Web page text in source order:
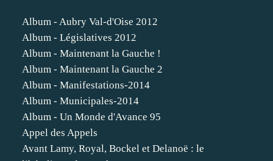
Album - Aubry Val-d'Oise 2012
Album - Législatives 2012
Album - Maintenant la Gauche !
Album - Maintenant la Gauche 2
Album - Manifestations-2014
Album - Municipales-2014
Album - Un Monde d'Avance 95
Appel des Appels
Avant Lamy, Royal, Bockel et Delanoë : le